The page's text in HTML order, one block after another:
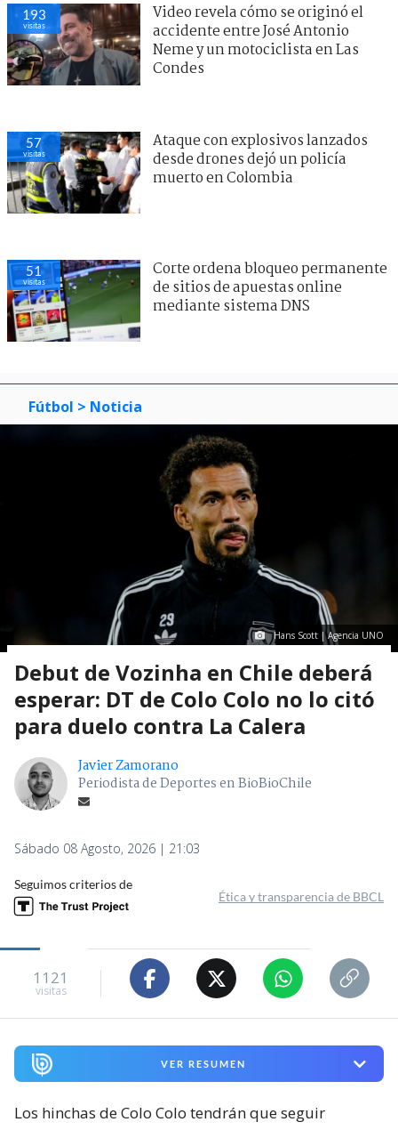
193
visitas
Video revela cómo se originó el
accidente entre José Antonio
Neme y un motociclista en Las
Condes
57
visitas
Ataque con explosivos lanzados
desde drones dejó un policía
muerto en Colombia
51
visitas
Corte ordena bloqueo permanente
de sitios de apuestas online
mediante sistema DNS
Fútbol > Noticia
Hans Scott | Agencia UNO
Debut de Vozinha en Chile deberá
esperar: DT de Colo Colo no lo citó
para duelo contra La Calera
Javier Zamorano
Periodista de Deportes en BioBioChile
Sábado 08 Agosto, 2026 | 21:03
Seguimos criterios de
Ética y transparencia de BBCL
1121
visitas
VER RESUMEN
Los hinchas de Colo Colo tendrán que seguir